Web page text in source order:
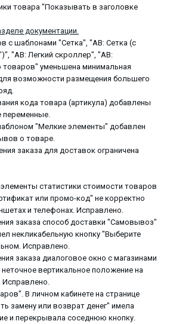
товара "Показывать в заголовке
документации.
с шаблонами "Сетка", "AB: Сетка (с
"AB: Легкий скроллер", "AB:
уменьшена минимальная
возможности размещения большего
кода товара (артикула) добавлены
"Мелкие элементы" добавлен
о товаре.
заказа для доставок ограничена
статистики стоимости товаров
или промо-код" не корректно
и телефонах. Исправлено.
заказа способ доставки "Самовывоз"
некликабельную кнопку "Выберите
Исправлено.
заказа диалоговое окно с магазинами
вертикальное положение на
В личном кабинете на странице
замену или возврат денег" имела
и перекрывала соседнюю кнопку.